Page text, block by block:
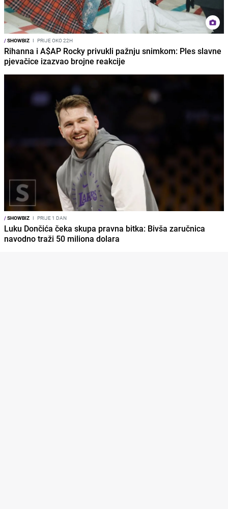
/SHOWBIZ I PRIJE OKO 22H
Rihanna i A$AP Rocky privukli pažnju snimkom: Ples slavne
pjevačice izazvao brojne reakcije
/SHOWBIZ I PRIJE 1 DAN
Luku Dončića čeka skupa pravna bitka: Bivša zaručnica
navodno traži 50 miliona dolara